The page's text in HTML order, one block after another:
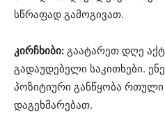
სწრაფად გამოგივათ.
კირჩხიბი: გაატარეთ დღე
გადაუდებელი საკითხები.
პოზიტიური განწყობა რთული
დაგეხმარებათ.